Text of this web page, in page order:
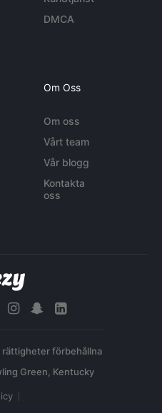
DMCA
Om Oss
Om oss
Vårt team
Vår blogg
Kontakta
oss
rättigheter förbehållna